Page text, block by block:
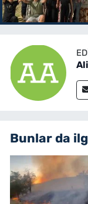
Bunlar da